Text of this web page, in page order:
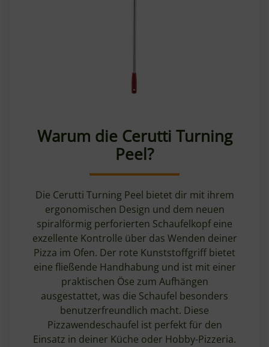
Warum die Cerutti Turning
Peel?
Die Cerutti Turning Peel bietet dir mit ihrem
ergonomischen Design und dem neuen
spiralförmig perforierten Schaufelkopf eine
exzellente Kontrolle über das Wenden deiner
Pizza im Ofen. Der rote Kunststoffgriff bietet
eine fließende Handhabung und ist mit einer
praktischen Öse zum Aufhängen
ausgestattet, was die Schaufel besonders
benutzerfreundlich macht. Diese
Pizzawendeschaufel ist perfekt für den
Einsatz in deiner Küche oder Hobby-Pizzeria.